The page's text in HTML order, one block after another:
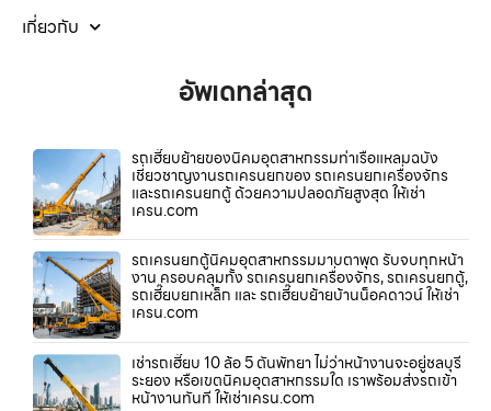
เกี่ยวกับ
อัพเดทล่าสุด
รถเฮี๊ยบย้ายของนิคมอุตสาหกรรมท่าเรือแหลมฉบัง
เชี่ยวชาญงานรถเครนยกของ รถเครนยกเครื่องจักร
และรถเครนยกตู้ ด้วยความปลอดภัยสูงสุด ให้เช่า
เครน.com
รถเครนยกตู้นิคมอุตสาหกรรมมาบตาพุด รับจบทุกหน้า
งาน ครอบคลุมทั้ง รถเครนยกเครื่องจักร, รถเครนยกตู้,
รถเฮี๊ยบยกเหล็ก และ รถเฮี๊ยบย้ายบ้านน็อคดาวน์ ให้เช่า
เครน.com
เช่ารถเฮี๊ยบ 10 ล้อ 5 ตันพัทยา ไม่ว่าหน้างานจะอยู่ชลบุรี
ระยอง หรือเขตนิคมอุตสาหกรรมใด เราพร้อมส่งรถเข้า
หน้างานทันที ให้เช่าเครน.com